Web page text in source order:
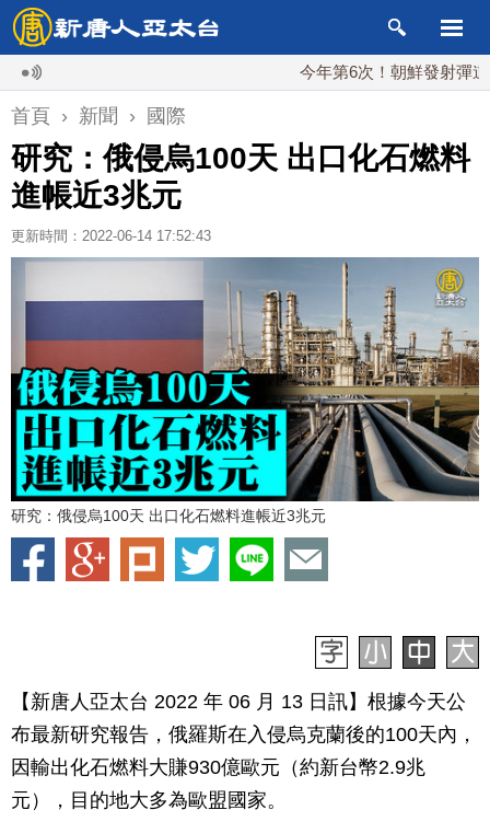
今年第6次！朝鮮發射彈道導彈
首頁 › 新聞 › 國際
研究：俄侵烏100天 出口化石燃料
進帳近3兆元
更新時間：2022-06-14 17:52:43
研究：俄侵烏100天 出口化石燃料進帳近3兆元
【新唐人亞太台 2022 年 06 月 13 日訊】根據今天公
布最新研究報告，俄羅斯在入侵烏克蘭後的100天內，
因輸出化石燃料大賺930億歐元（約新台幣2.9兆
元），目的地大多為歐盟國家。